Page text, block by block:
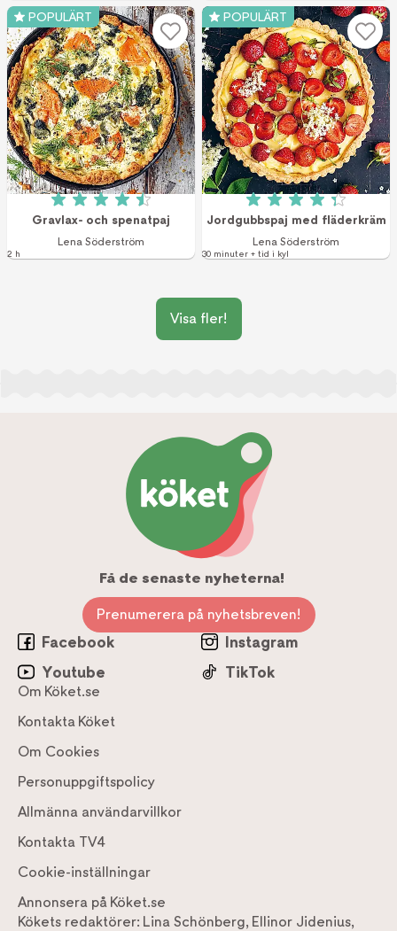
POPULÄRT
Betyg: 4.5 av 5 (52 röster)
Gravlax- och spenatpaj
Lena Söderström
2 h
POPULÄRT
Betyg: 4.3 av 5
Jordgubbspaj med fläderkräm
Lena Söderström
30 minuter + tid i kyl
Visa fler!
Få de senaste nyheterna!
Prenumerera på nyhetsbreven!
Facebook
Instagram
Youtube
TikTok
Om Köket.se
Kontakta Köket
Om Cookies
Personuppgiftspolicy
Allmänna användarvillkor
Kontakta TV4
Cookie-inställningar
Annonsera på Köket.se
Kökets redaktörer: Lina Schönberg, Ellinor Jidenius,